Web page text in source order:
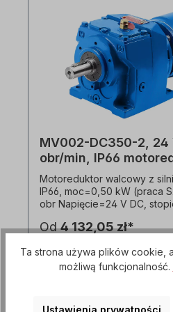
Zgodnie z normami VDE
prace związane z
być wykonywane wyłącznie
wykwalifikowany personel. Wszystkie zdjęcia
produktów są niewiążącymi
Zastrzega się prawo do
Proszę wybrać żądaną
podczas składania
MV002-DC350-2, 24
obr/min, IP66
Motoreduktor walcowy z
IP66, moc=0,50 kW (praca
obr Napięcie=24 V DC,
prądu=24 V/29,4 A, Tryb
silnika=2 bieguny,
obrotowy=13,0 Nm,
zewnętrzny regulator
Od4 132,05 zł*
Ta strona używa plików cookie,
możliwą funkcjonalność.
Ustawienia prywatności